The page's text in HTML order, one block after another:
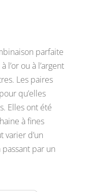
parfaite
ou à l’argent
Les paires
qu’elles
Elles ont été
à fines
varier d’un
par un